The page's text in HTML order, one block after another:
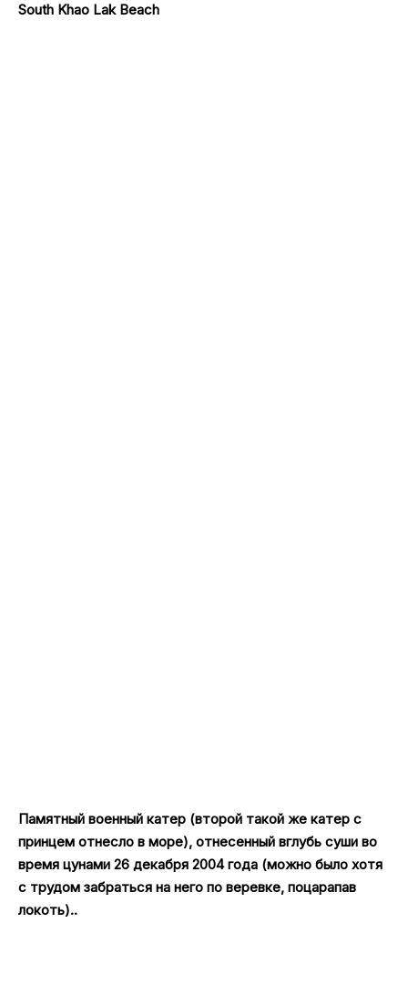
South Khao Lak Beach
Памятный военный катер (второй такой же катер с
принцем отнесло в море), отнесенный вглубь суши во
время цунами 26 декабря 2004 года (можно было хотя
с трудом забраться на него по веревке, поцарапав
локоть)..